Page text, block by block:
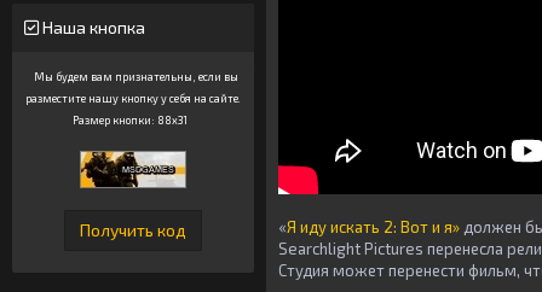
Наша кнопка
Мы будем вам признательны, если вы
разместите нашу кнопку у себя на сайте.
Размер кнопки: 88x31
«Я иду искать 2: Вот и я» должен
Searchlight Pictures перенесла
Студия может перенести фильм,